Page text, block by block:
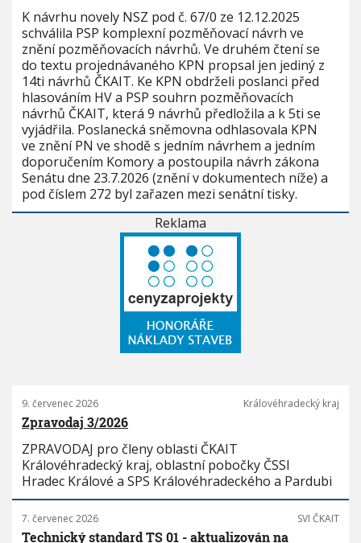
K návrhu novely NSZ pod č. 67/0 ze 12.12.2025
schválila PSP komplexní pozměňovací návrh ve
znění pozměňovacích návrhů. Ve druhém čtení se
do textu projednávaného KPN propsal jen jediný z
14ti návrhů ČKAIT. Ke KPN obdrželi poslanci před
hlasováním HV a PSP souhrn pozměňovacích
návrhů ČKAIT, která 9 návrhů předložila a k 5ti se
vyjádřila. Poslanecká sněmovna odhlasovala KPN
ve znění PN ve shodě s jedním návrhem a jedním
doporučením Komory a postoupila návrh zákona
Senátu dne 23.7.2026 (znění v dokumentech níže) a
pod číslem 272 byl zařazen mezi senátní tisky.
Reklama
9. červenec 2026 Královéhradecký kraj
Zpravodaj 3/2026
ZPRAVODAJ pro členy oblasti ČKAIT
Královéhradecký kraj, oblastní pobočky ČSSI
Hradec Králové a SPS Královéhradeckého a Pardubi
7. červenec 2026 SVI ČKAIT
Technický standard TS 01 - aktualizován na